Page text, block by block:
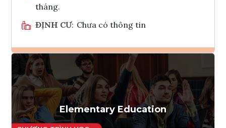
tháng.
ĐỊNH CƯ: Chưa có thông tin
Ghi danh
Tham vấn Interlink
Elementary Education